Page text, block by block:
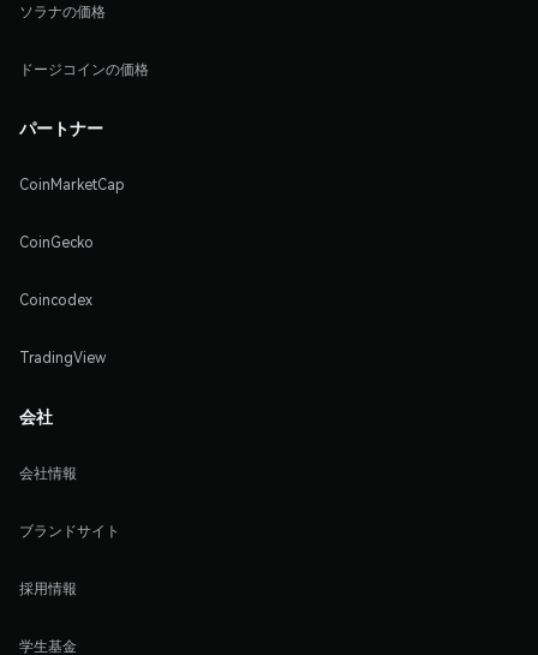
ソラナの価格
ドージコインの価格
パートナー
CoinMarketCap
CoinGecko
Coincodex
TradingView
会社
会社情報
ブランドサイト
採用情報
学生基金